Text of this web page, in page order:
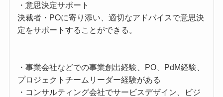
・意思決定サポート
決裁者・POに寄り添い、適切なアドバイスで意思決
定をサポートすることができる。
・事業会社などでの事業創出経験、PO、PdM経験、
プロジェクトチームリーダー経験がある
・コンサルティング会社でサービスデザイン、ビジ